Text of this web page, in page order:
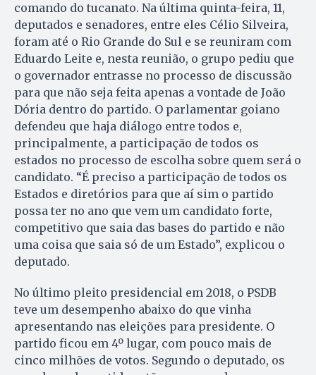
comando do tucanato. Na última quinta-feira, 11,
deputados e senadores, entre eles Célio Silveira,
foram até o Rio Grande do Sul e se reuniram com
Eduardo Leite e, nesta reunião, o grupo pediu que
o governador entrasse no processo de discussão
para que não seja feita apenas a vontade de João
Dória dentro do partido. O parlamentar goiano
defendeu que haja diálogo entre todos e,
principalmente, a participação de todos os
estados no processo de escolha sobre quem será o
candidato. “É preciso a participação de todos os
Estados e diretórios para que aí sim o partido
possa ter no ano que vem um candidato forte,
competitivo que saia das bases do partido e não
uma coisa que saia só de um Estado”, explicou o
deputado.
No último pleito presidencial em 2018, o PSDB
teve um desempenho abaixo do que vinha
apresentando nas eleições para presidente. O
partido ficou em 4º lugar, com pouco mais de
cinco milhões de votos. Segundo o deputado, os